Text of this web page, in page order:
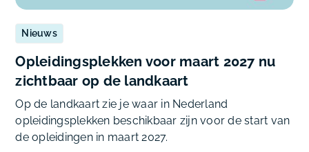
Nieuws
Opleidingsplekken voor maart 2027 nu
zichtbaar op de landkaart
Op de landkaart zie je waar in Nederland
opleidingsplekken beschikbaar zijn voor de start van
de opleidingen in maart 2027.